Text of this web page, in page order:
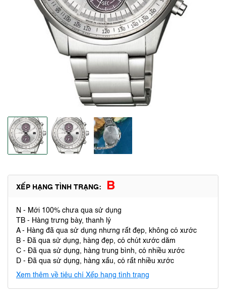
XẾP HẠNG TÌNH TRẠNG: B
N - Mới 100% chưa qua sử dụng
TB - Hàng trưng bày, thanh lý
A - Hàng đã qua sử dụng nhưng rất đẹp, không có xước
B - Đã qua sử dụng, hàng đẹp, có chút xước dăm
C - Đã qua sử dụng, hàng trung bình, có nhiều xước
D - Đã qua sử dụng, hàng xấu, có rất nhiều xước
Xem thêm về tiêu chí Xếp hạng tình trạng